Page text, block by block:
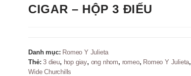
CIGAR – HỘP 3 ĐIẾU
Danh mục: Romeo Y Julieta
Thẻ:3 dieu, hop giay, ong nhom, romeo, Romeo Y Julieta,
Wide Churchills